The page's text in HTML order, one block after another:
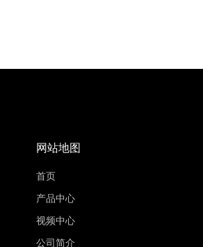
网站地图
首页
产品中心
视频中心
公司简介